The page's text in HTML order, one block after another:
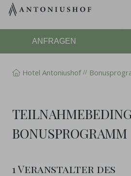
ANFRAGEN
Hotel Antoniushof
BONUSPROGRAMM
1 Veranstalter des